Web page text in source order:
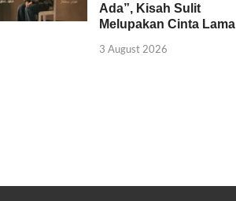
Ada”, Kisah Sulit
Melupakan Cinta Lama
3 August 2026